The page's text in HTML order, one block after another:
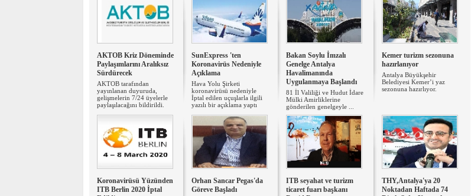
AKTOB Kriz Döneminde
Paylaşımlarını Aralıksız
Sürdürecek
AKTOB tarafından
yayınlanan duyuruda,
gelişmelerin 7/24 üyelerle
paylaşılacağını bildirildi.
SunExpress 'ten
Koronavirüs Nedeniyle
Açıklama
Hava Yolu Şirketi
koronavirüsü nedeniyle
İptal edilen uçuşlarla ilgili
yazılı bir açıklama yaptı
Bakan Soylu İmzalı
Genelge Antalya
Havalimanında
Uygulanmaya Başlandı
81 İl Valiliği ve Hudut İdare
Mülki Amirliklerine
gönderilen genelgeyle ...
Kemer turizm sezonuna
hazırlanıyor
Antalya Büyükşehir
Belediyesi Kemer’i yaz
sezonuna hazırlıyor.
Koronavirüsü Yüzünden
ITB Berlin 2020 İptal
Orhan Sancar Pegas'da
Göreve Başladı
ITB seyahat ve turizm
ticaret fuarı başkanı
THY,Antalya'ya 20
Noktadan Haftada 74